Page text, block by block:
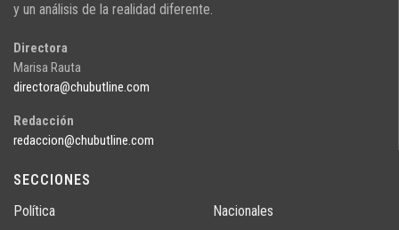
y un análisis de la realidad diferente.
Directora
Marisa Rauta
directora@chubutline.com
Redacción
redaccion@chubutline.com
SECCIONES
Política
Nacionales